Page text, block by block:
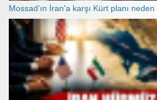
Mossad’ın İran'a karşı Kürt planı